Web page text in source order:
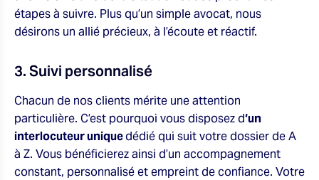
étapes à suivre. Plus qu’un simple avocat, nous
désirons un allié précieux, à l’écoute et réactif.
3. Suivi personnalisé
Chacun de nos clients mérite une attention
particulière. C’est pourquoi vous disposez d‘un
interlocuteur uniquedédié qui suit votre dossier de A
à Z. Vous bénéficierez ainsi d’un accompagnement
constant, personnalisé et empreint de confiance. Votre